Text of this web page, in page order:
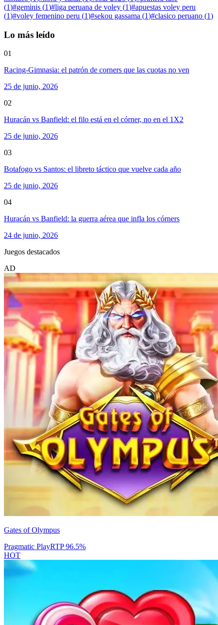
(1)#geminis (1)#liga peruana de voley (1)#apuestas voley peru
(1)#voley femenino peru (1)#sekou gassama (1)#clasico peruano (1)
Lo más leído
01
Racing-Gimnasia: el patrón de corners que las cuotas no ven
25 de junio, 2026
02
Huracán vs Banfield: el filo está en el córner, no en el 1X2
25 de junio, 2026
03
Botafogo vs Santos: el libreto táctico que vuelve cada año
25 de junio, 2026
04
Huracán vs Banfield: la guerra aérea que infla los córners
24 de junio, 2026
Juegos destacados
AD
Gates of Olympus
Pragmatic PlayRTP96.5%
HOT